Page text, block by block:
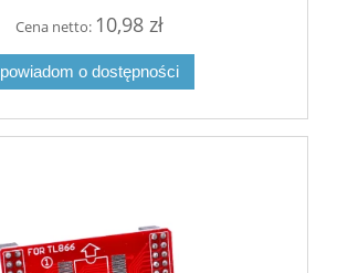
Cena netto: 10,98 zł
powiadom o dostępności